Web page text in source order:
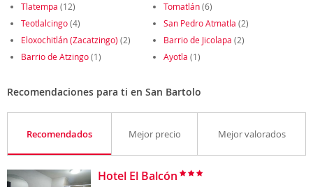
Tlatempa (12) Tomatlán(6)
Teotlalcingo(4) San Pedro Atmatla (2)
Eloxochitlán (Zacatzingo) (2) Barrio de Jicolapa (2)
Barrio de Atzingo(1) Ayotla (1)
Recomendaciones para ti en San Bartolo
Recomendados Mejor precio Mejor valorados
Hotel El Balcón